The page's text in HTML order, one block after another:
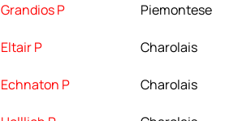
Grandios P Piemontese
Eltair P Charolais
Echnaton P Charolais